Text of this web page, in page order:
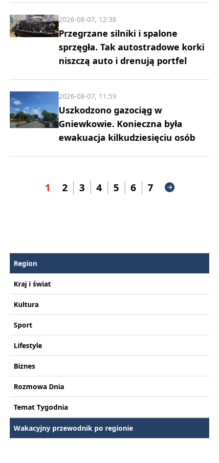
Przegrzane silniki i spalone
sprzęgła. Tak autostradowe korki
niszczą auto i drenują portfel
2026-08-07, 12:38
Uszkodzono gazociąg w
Gniewkowie. Konieczna była
ewakuacja kilkudziesięciu osób
2026-08-07, 11:59
1 2 3 4 5 6 7
Region
Kraj i świat
Kultura
Sport
Lifestyle
Biznes
Rozmowa Dnia
Temat Tygodnia
Wakacyjny przewodnik po regionie